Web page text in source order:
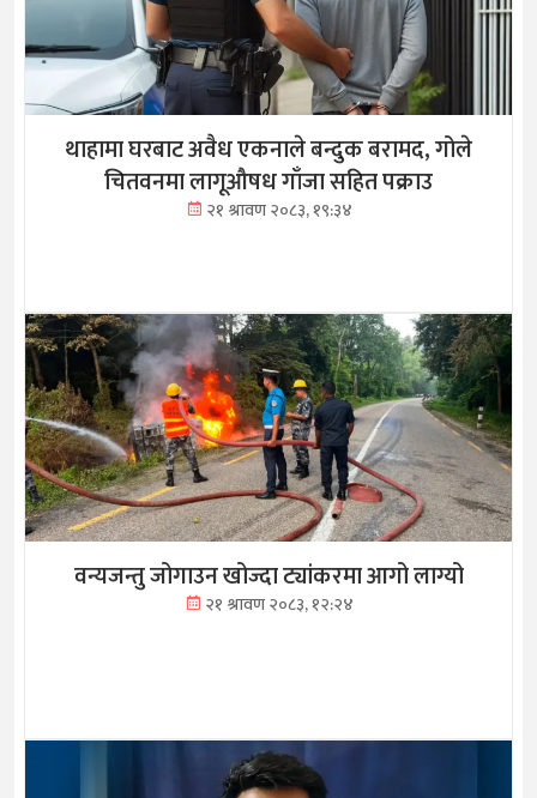
थाहामा घरबाट अवैध एकनाले बन्दुक बरामद, गोले
चितवनमा लागूऔषध गाँजा सहित पक्राउ
२१ श्रावण २०८३, १९:३४
वन्यजन्तु जोगाउन खोज्दा ट्यांकरमा आगो लाग्यो
२१ श्रावण २०८३, १२:२४